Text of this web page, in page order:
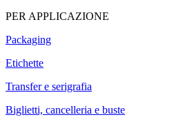
PER APPLICAZIONE
Packaging
Etichette
Transfer e serigrafia
Biglietti, cancelleria e buste